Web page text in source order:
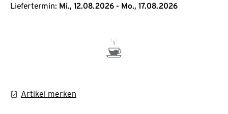
Liefertermin: Mi., 12.08.2026 - Mo., 17.08.2026
Artikel merken